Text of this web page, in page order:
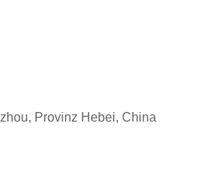
Provinz Hebei, China